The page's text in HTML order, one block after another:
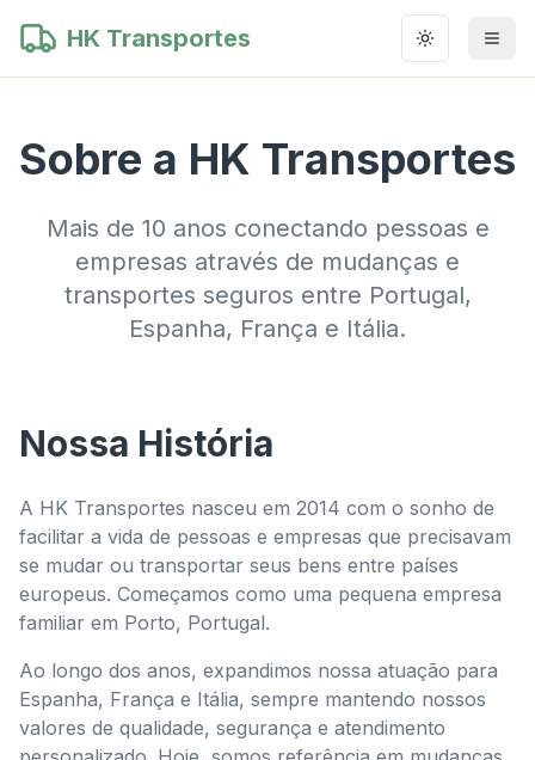
HK Transportes Toggle
Sobre a HK Transportes
Mais de 10 anos conectando pessoas e
empresas através de mudanças e
transportes seguros entre Portugal,
Espanha, França e Itália.
Nossa História
A HK Transportes nasceu em 2014 com o sonho de
facilitar a vida de pessoas e empresas que precisavam
se mudar ou transportar seus bens entre países
europeus. Começamos como uma pequena empresa
familiar em Porto, Portugal.
Ao longo dos anos, expandimos nossa atuação para
Espanha, França e Itália, sempre mantendo nossos
valores de qualidade, segurança e atendimento